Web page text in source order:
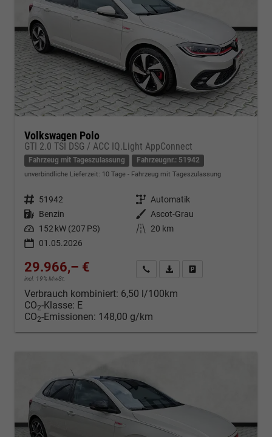
Volkswagen Polo
GTI 2.0 TSI DSG / ACC IQ.Light AppConnect
Fahrzeug mit Tageszulassung Fahrzeugnr.: 51942
unverbindliche Lieferzeit: 10 Tage Fahrzeug mit Tageszulassung
Fahrzeugnr. 51942 Getriebe Automatik
Kraftstoff Benzin Außenfarbe
Ascot-Grau
Leistung 152 kW (207 PS) Kilometerstand
20 km
01.05.2026
29.966,– €
incl. 19% MwSt.
Kontakt & Angebot anfordern
PDF-Datei, Fahrzeugexposé
Verbrauch kombiniert: 6,50 l/100km
CO2-Klasse: E
CO2-Emissionen: 148,00 g/km